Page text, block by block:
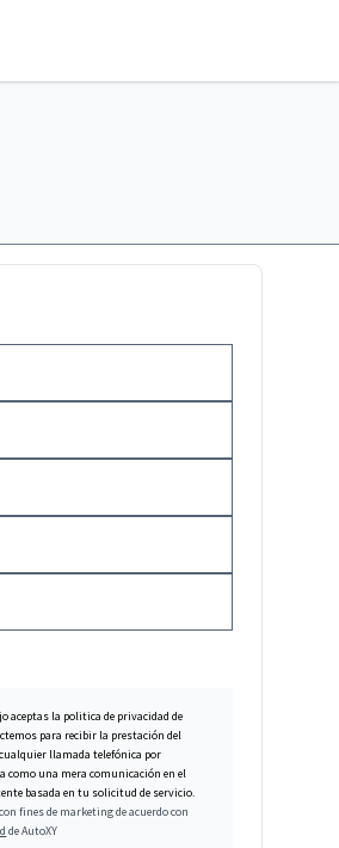
aceptas la politica de privacidad de
para recibir la prestación del
llamada telefónica por
como una mera comunicación en el
basada en tu solicitud de servicio.
fines de marketing de acuerdo con
de AutoXY